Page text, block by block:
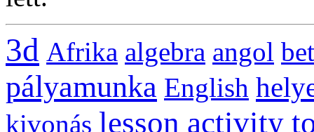
3d Afrika algebra angol
pályamunka English
kivonás lesson activity